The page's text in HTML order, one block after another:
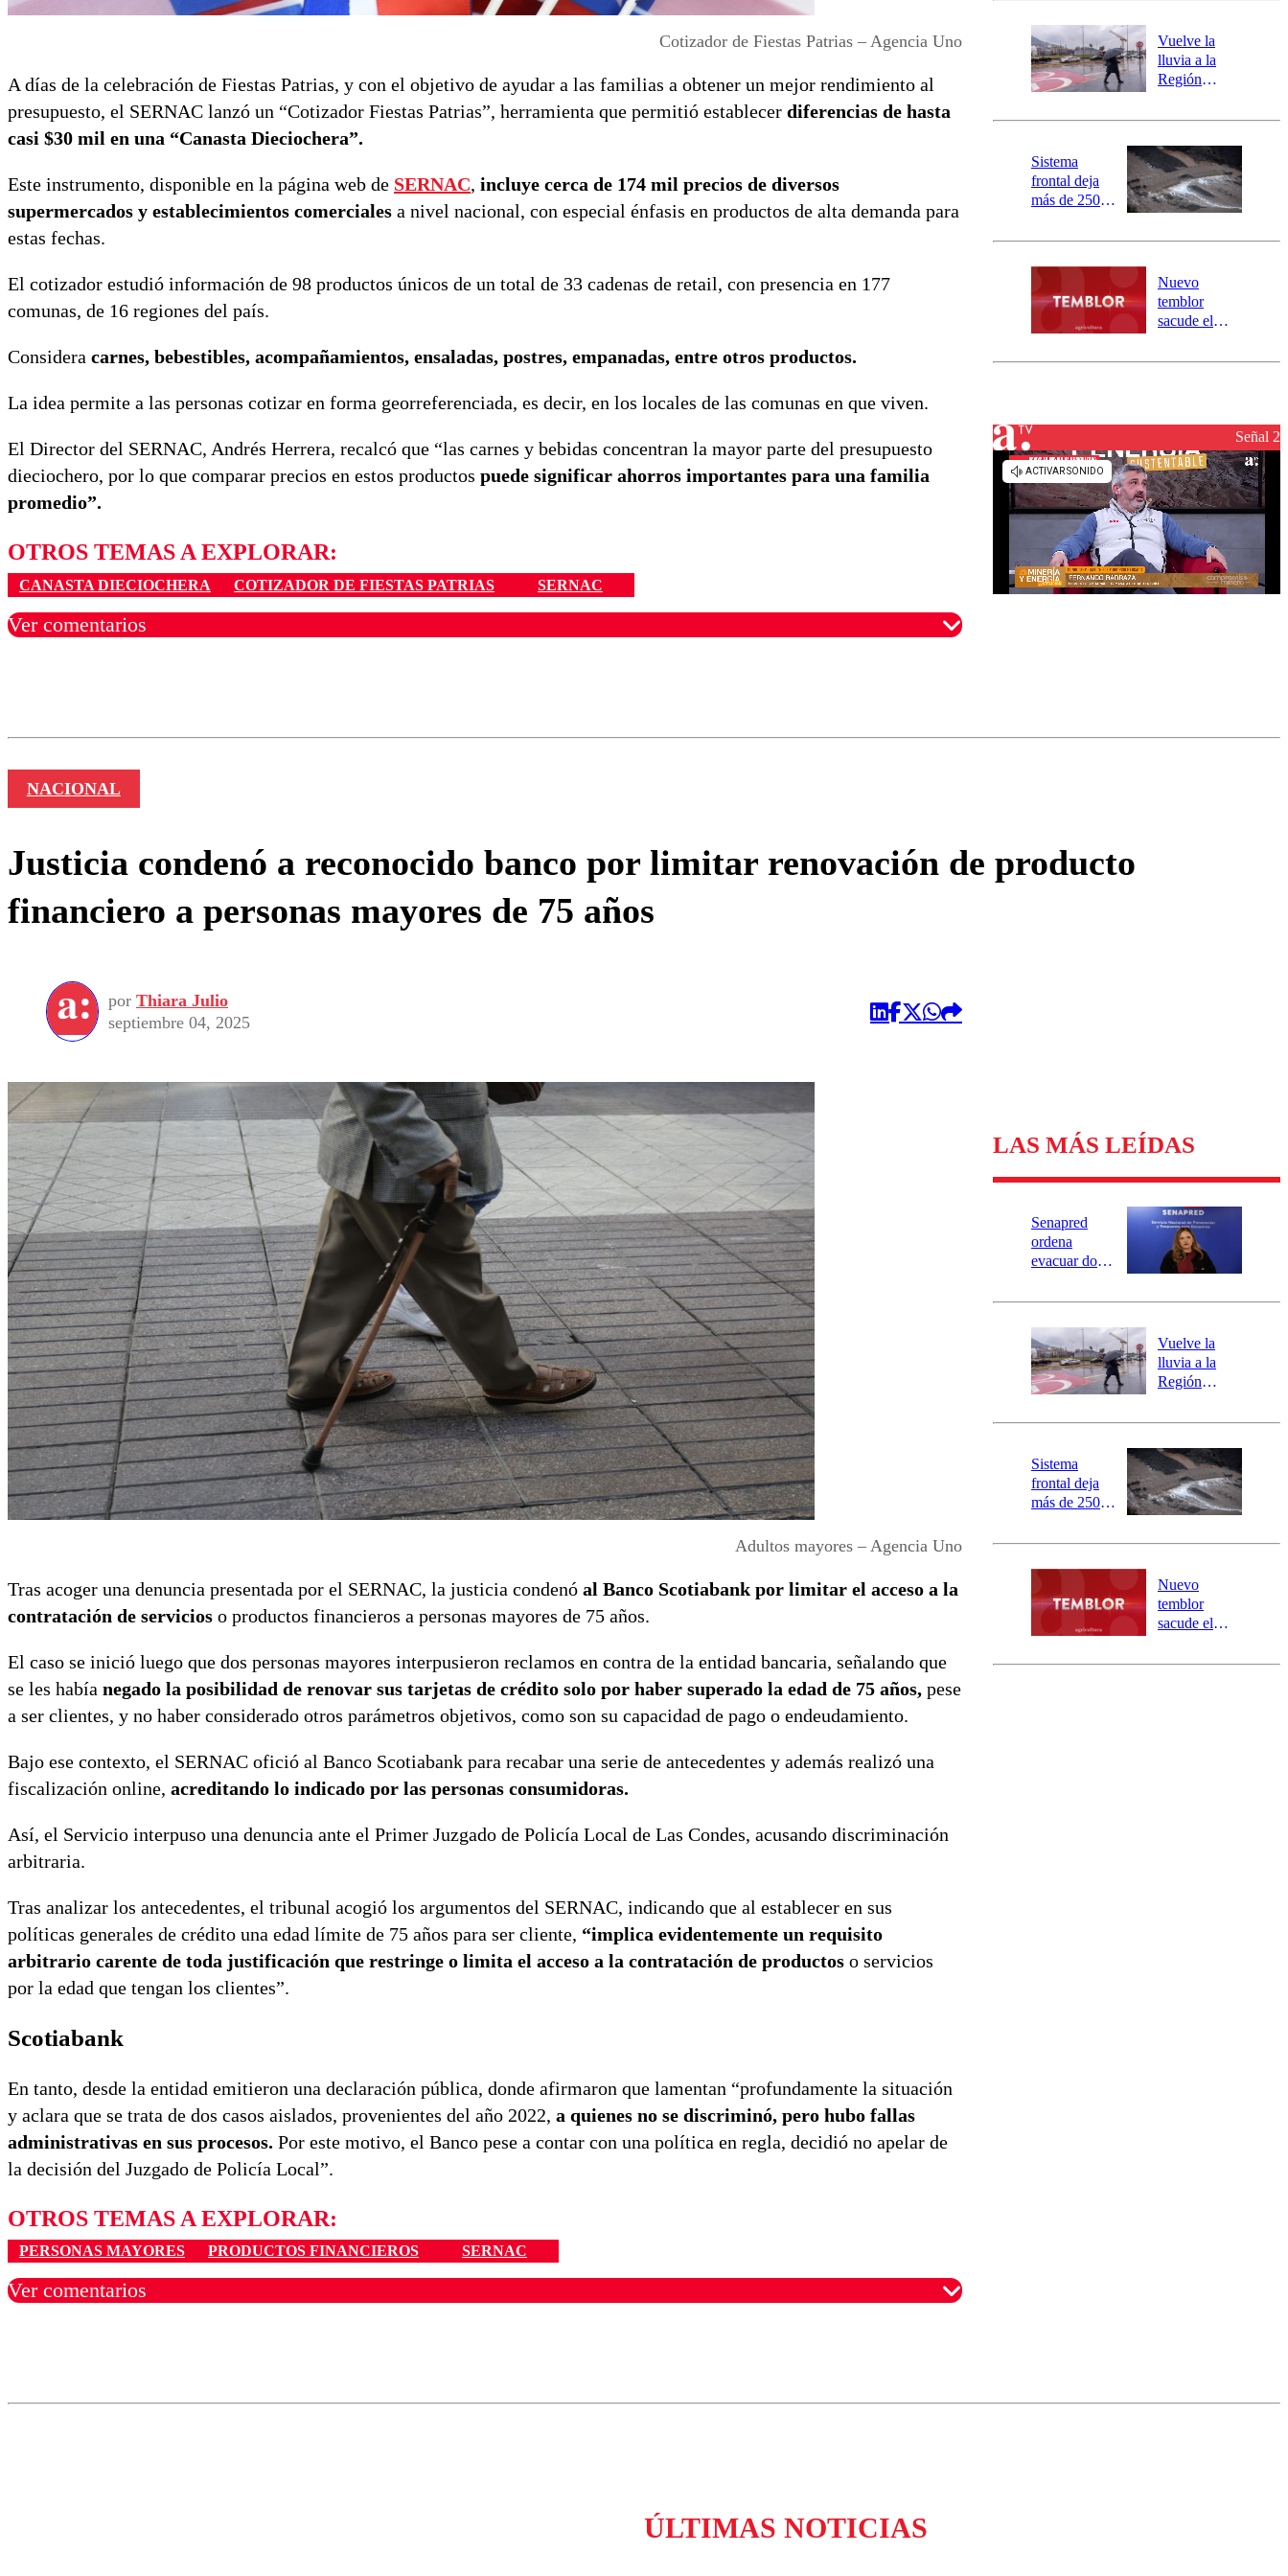
Cotizador de Fiestas Patrias – Agencia Uno
A días de la celebración de Fiestas Patrias, y con el objetivo de ayudar a las familias a obtener un mejor rendimiento al
presupuesto, el SERNAC lanzó un “Cotizador Fiestas Patrias”, herramienta que permitió establecer diferencias de hasta
casi $30 mil en una “Canasta Dieciochera”.
Este instrumento, disponible en la página web de SERNAC, incluye cerca de 174 mil precios de diversos
supermercados y establecimientos comerciales a nivel nacional, con especial énfasis en productos de alta demanda para
estas fechas.
El cotizador estudió información de 98 productos únicos de un total de 33 cadenas de retail, con presencia en 177
comunas, de 16 regiones del país.
Considera carnes, bebestibles, acompañamientos, ensaladas, postres, empanadas, entre otros productos.
La idea permite a las personas cotizar en forma georreferenciada, es decir, en los locales de las comunas en que viven.
El Director del SERNAC, Andrés Herrera, recalcó que “las carnes y bebidas concentran la mayor parte del presupuesto
dieciochero, por lo que comparar precios en estos productos puede significar ahorros importantes para una familia
promedio”.
OTROS TEMAS A EXPLORAR:
CANASTA DIECIOCHERA COTIZADOR DE FIESTAS PATRIAS SERNAC
Ver comentarios
río Damas:
activa
mensajería
SAE
Vuelve la
lluvia a la
Región
este es el
la DMC para
este viernes
Sistema
frontal deja
más de 250
y 317
aisladas entre
Valparaíso y
Los Ríos
Nuevo
temblor
sacude el
revisa la
Señal 2
NACIONAL
Justicia condenó a reconocido banco por limitar renovación de producto
financiero a personas mayores de 75 años
por Thiara Julio
septiembre 04, 2025
Adultos mayores – Agencia Uno
Tras acoger una denuncia presentada por el SERNAC, la justicia condenó al Banco Scotiabank por limitar el acceso a la
contratación de servicios o productos financieros a personas mayores de 75 años.
El caso se inició luego que dos personas mayores interpusieron reclamos en contra de la entidad bancaria, señalando que
se les había negado la posibilidad de renovar sus tarjetas de crédito solo por haber superado la edad de 75 años, pese
a ser clientes, y no haber considerado otros parámetros objetivos, como son su capacidad de pago o endeudamiento.
Bajo ese contexto, el SERNAC ofició al Banco Scotiabank para recabar una serie de antecedentes y además realizó una
fiscalización online, acreditando lo indicado por las personas consumidoras.
Así, el Servicio interpuso una denuncia ante el Primer Juzgado de Policía Local de Las Condes, acusando discriminación
arbitraria.
Tras analizar los antecedentes, el tribunal acogió los argumentos del SERNAC, indicando que al establecer en sus
políticas generales de crédito una edad límite de 75 años para ser cliente, “implica evidentemente un requisito
arbitrario carente de toda justificación que restringe o limita el acceso a la contratación de productos o servicios
por la edad que tengan los clientes”.
Scotiabank
En tanto, desde la entidad emitieron una declaración pública, donde afirmaron que lamentan “profundamente la situación
y aclara que se trata de dos casos aislados, provenientes del año 2022, a quienes no se discriminó, pero hubo fallas
administrativas en sus procesos. Por este motivo, el Banco pese a contar con una política en regla, decidió no apelar de
la decisión del Juzgado de Policía Local”.
OTROS TEMAS A EXPLORAR:
PERSONAS MAYORES PRODUCTOS FINANCIEROS SERNAC
Ver comentarios
LAS MÁS LEÍDAS
Senapred
ordena
evacuar dos
Carahue por
río Damas:
activa
mensajería
SAE
Vuelve la
lluvia a la
Región
este es el
la DMC para
este viernes
Sistema
frontal deja
más de 250
y 317
aisladas entre
Valparaíso y
Los Ríos
Nuevo
temblor
sacude el
revisa la
ÚLTIMAS NOTICIAS